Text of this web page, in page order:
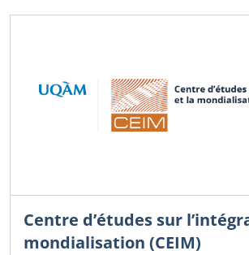
Centre d’études sur
mondialisation (CEIM)